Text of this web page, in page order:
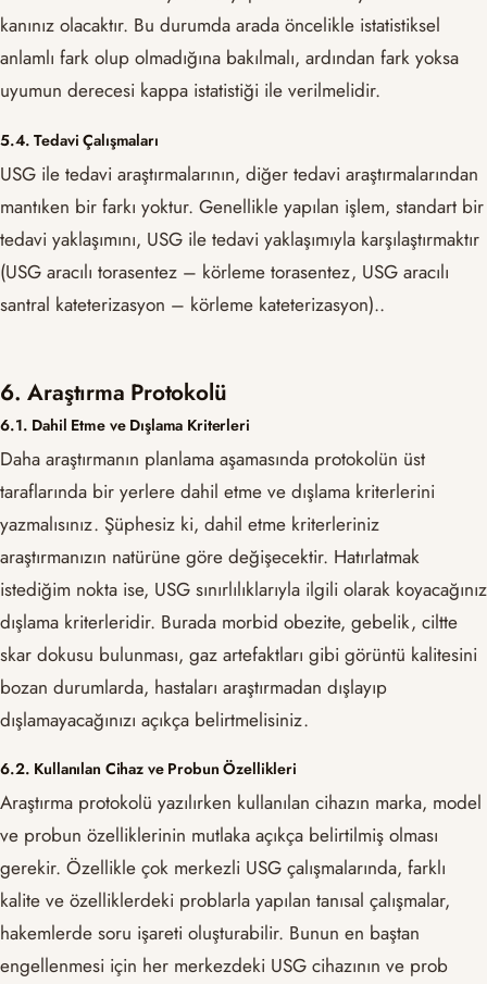
kanınız olacaktır. Bu durumda arada öncelikle istatistiksel
anlamlı fark olup olmadığına bakılmalı, ardından fark yoksa
uyumun derecesi kappa istatistiği ile verilmelidir.
5.4. Tedavi Çalışmaları
USG ile tedavi araştırmalarının, diğer tedavi araştırmalarından
mantıken bir farkı yoktur. Genellikle yapılan işlem, standart bir
tedavi yaklaşımını, USG ile tedavi yaklaşımıyla karşılaştırmaktır
(USG aracılı torasentez – körleme torasentez, USG aracılı
santral kateterizasyon – körleme kateterizasyon)..
6. Araştırma Protokolü
6.1. Dahil Etme ve Dışlama Kriterleri
Daha araştırmanın planlama aşamasında protokolün üst
taraflarında bir yerlere dahil etme ve dışlama kriterlerini
yazmalısınız. Şüphesiz ki, dahil etme kriterleriniz
araştırmanızın natürüne göre değişecektir. Hatırlatmak
istediğim nokta ise, USG sınırlılıklarıyla ilgili olarak koyacağınız
dışlama kriterleridir. Burada morbid obezite, gebelik, ciltte
skar dokusu bulunması, gaz artefaktları gibi görüntü kalitesini
bozan durumlarda, hastaları araştırmadan dışlayıp
dışlamayacağınızı açıkça belirtmelisiniz.
6.2. Kullanılan Cihaz ve Probun Özellikleri
Araştırma protokolü yazılırken kullanılan cihazın marka, model
ve probun özelliklerinin mutlaka açıkça belirtilmiş olması
gerekir. Özellikle çok merkezli USG çalışmalarında, farklı
kalite ve özelliklerdeki problarla yapılan tanısal çalışmalar,
hakemlerde soru işareti oluşturabilir. Bunun en baştan
engellenmesi için her merkezdeki USG cihazının ve prob